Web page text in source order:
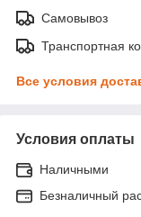
Самовывоз
Транспортная
Все условия
Условия оплаты
Наличными
Безналичный